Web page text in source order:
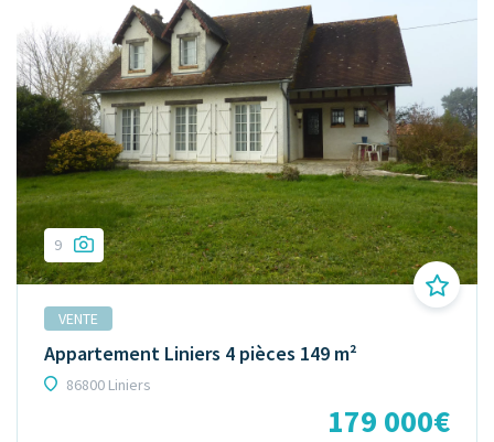
9
VENTE
Appartement Liniers 4 pièces 149 m²
86800 Liniers
179 000€